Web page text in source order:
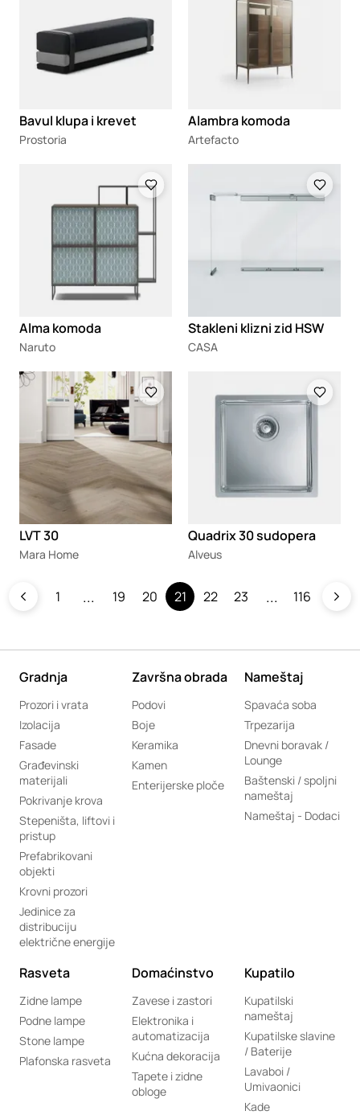
Bavul klupa i krevet
Prostoria
Alambra komoda
Artefacto
Alma komoda
Naruto
Stakleni klizni zid HSW
CASA
Loading
LVT 30
Mara Home
Quadrix 30 sudopera
Alveus
1 19 20 21 22 23 116
Gradnja
Prozori i vrata
Izolacija
Fasade
Građevinski
materijali
Pokrivanje krova
Stepeništa, liftovi i
pristup
Prefabrikovani
objekti
Krovni prozori
Jedinice za
distribuciju
električne energije
Završna obrada
Podovi
Boje
Keramika
Kamen
Enterijerske ploče
Nameštaj
Spavaća soba
Trpezarija
Dnevni boravak /
Lounge
Baštenski / spoljni
nameštaj
Nameštaj - Dodaci
Rasveta
Zidne lampe
Podne lampe
Stone lampe
Plafonska rasveta
Domaćinstvo
Zavese i zastori
Elektronika i
automatizacija
Kućna dekoracija
Tapete i zidne
obloge
Kupatilo
Kupatilski
nameštaj
Kupatilske slavine
/ Baterije
Lavaboi /
Umivaonici
Kade